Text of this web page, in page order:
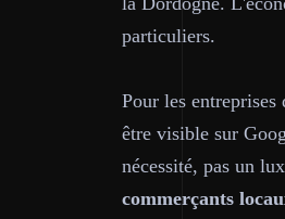
particuliers.
Pour les
être visible sur
nécessité, pas un
commerçants